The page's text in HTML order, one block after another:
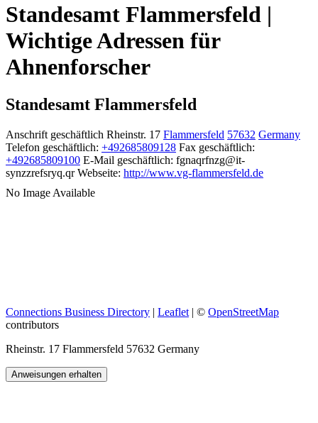
Standesamt Flammersfeld |
Wichtige Adressen für
Ahnenforscher
Standesamt Flammersfeld
Anschrift geschäftlich Rheinstr. 17 Flammersfeld 57632 Germany
Telefon geschäftlich: +492685809128 Fax geschäftlich:
+492685809100 E-Mail geschäftlich: fgnaqrfnzg@it-
synzzrefsryq.qr Webseite: http://www.vg-flammersfeld.de
No Image Available
Connections Business Directory | Leaflet | © OpenStreetMap
contributors
Rheinstr. 17 Flammersfeld 57632 Germany
Anweisungen erhalten